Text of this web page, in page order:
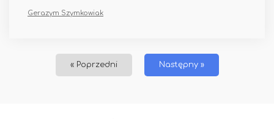
Gerazym Szymkowiak
« Poprzedni Następny »